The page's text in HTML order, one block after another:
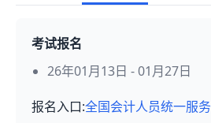
考试报名
26年01月13日 - 01月27日
报名入口:全国会计人员统一服